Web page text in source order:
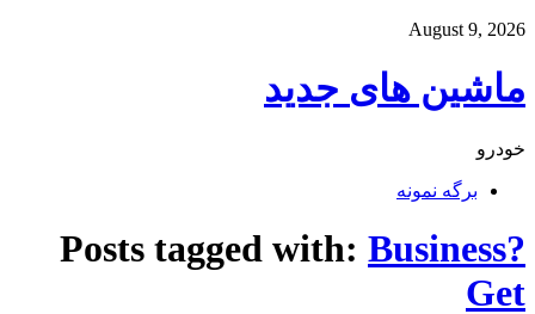
August 9, 2026
ماشین های جدید
خودرو
برگه نمونه
Posts tagged with: Business?
Get